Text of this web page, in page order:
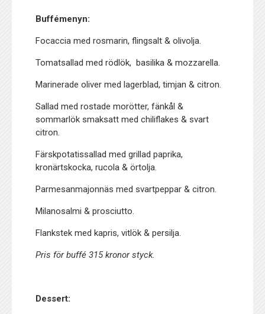
Buffémenyn:
Focaccia med rosmarin, flingsalt & olivolja.
Tomatsallad med rödlök, basilika & mozzarella.
Marinerade oliver med lagerblad, timjan & citron.
Sallad med rostade morötter, fänkål &
sommarlök smaksatt med chiliflakes & svart
citron.
Färskpotatissallad med grillad paprika,
kronärtskocka, rucola & örtolja.
Parmesanmajonnäs med svartpeppar & citron.
Milanosalmi & prosciutto.
Flankstek med kapris, vitlök & persilja.
Pris för buffé 315 kronor styck.
Dessert: